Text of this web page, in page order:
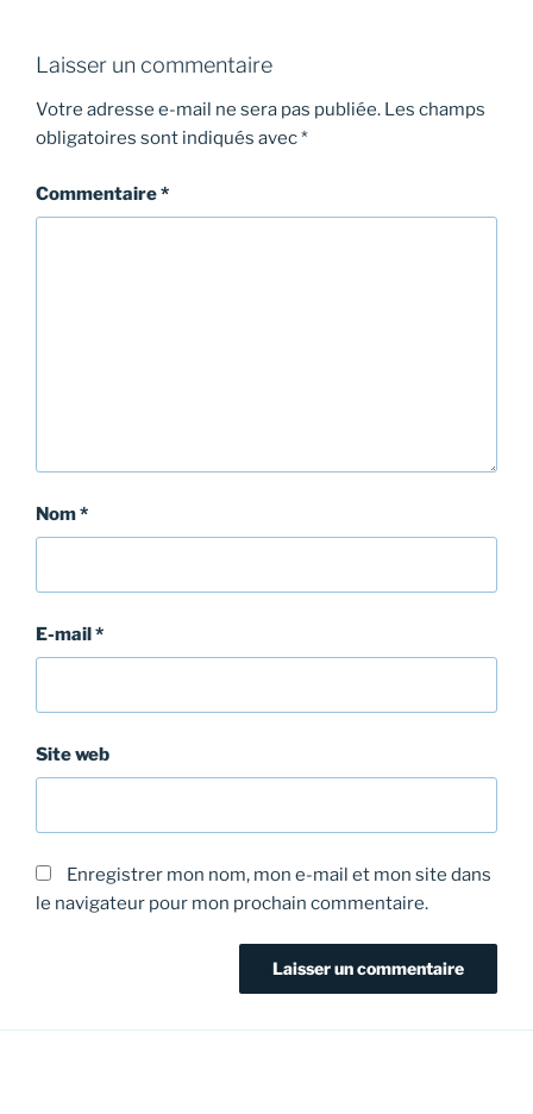
Laisser un commentaire
Votre adresse e-mail ne sera pas publiée. Les champs
obligatoires sont indiqués avec*
Commentaire*
Nom*
E-mail*
Site web
Enregistrer mon nom, mon e-mail et mon site dans
le navigateur pour mon prochain commentaire.